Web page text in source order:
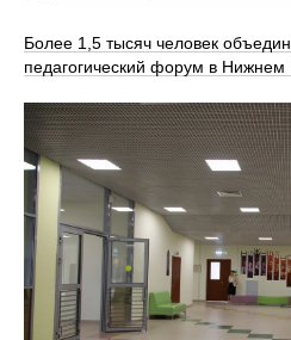
Более 1,5 тысяч человек
педагогический форум в Нижнем